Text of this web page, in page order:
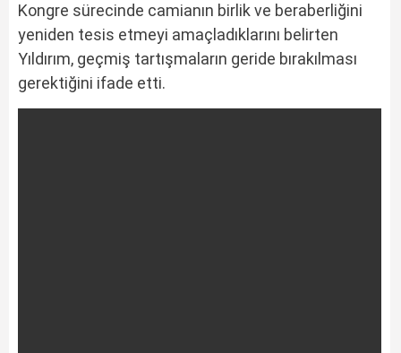
Kongre sürecinde camianın birlik ve beraberliğini
yeniden tesis etmeyi amaçladıklarını belirten
Yıldırım, geçmiş tartışmaların geride bırakılması
gerektiğini ifade etti.